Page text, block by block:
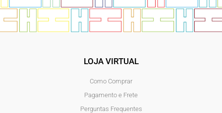
LOJA VIRTUAL
Como Comprar
Pagamento e Frete
Perguntas Frequentes